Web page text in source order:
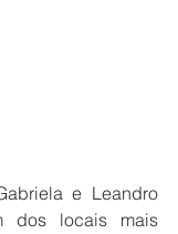
e Leandro
dos locais mais